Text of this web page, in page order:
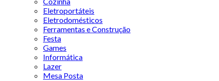
Eletroportáteis
Eletrodomésticos
Ferramentas e Construção
Festa
Games
Informática
Lazer
Mesa Posta